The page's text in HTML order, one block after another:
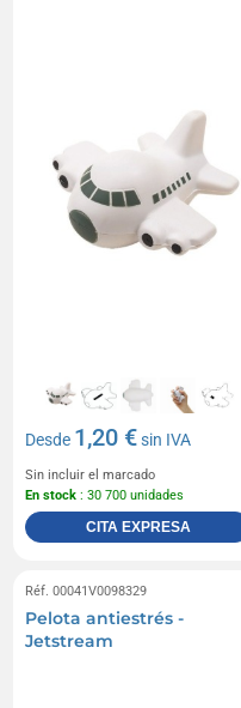
Desde 1,20 €sin IVA
Sin incluir el marcado
En stock : 30 700 unidades
CITA EXPRESA
Réf. 00041V0098329
Pelota antiestrés -
Jetstream